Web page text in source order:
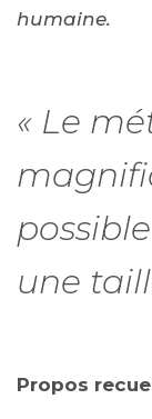
humaine.
« Le
une
Propos